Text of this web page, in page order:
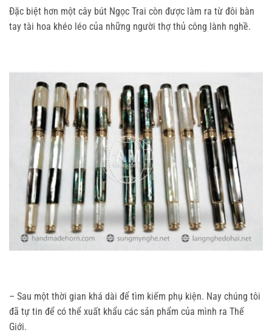
Đặc biệt hơn một cây bút Ngọc Trai còn được làm ra từ đôi bàn
tay tài hoa khéo léo của những người thợ thủ công lành nghề.
– Sau một thời gian khá dài để tìm kiếm phụ kiện. Nay chúng tôi
đã tự tin để có thể xuất khẩu các sản phẩm của mình ra Thế
Giới.